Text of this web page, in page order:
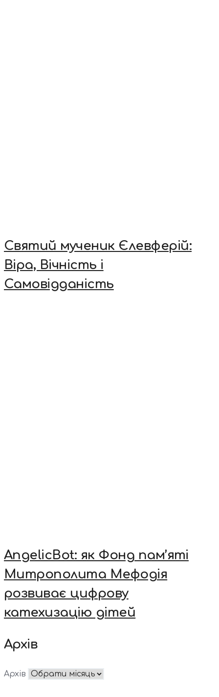
Святий мученик Єлевферій:
Віра, Вічність і
Самовідданість
AngelicBot: як Фонд пам’яті
Митрополита Мефодія
розвиває цифрову
катехизацію дітей
Архів
Архів